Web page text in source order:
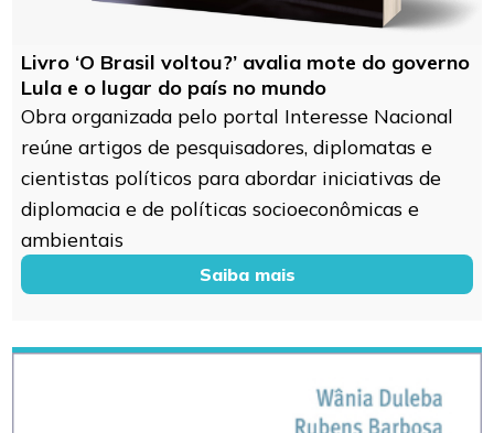
Livro ‘O Brasil voltou?’ avalia mote do governo
Lula e o lugar do país no mundo
Obra organizada pelo portal Interesse Nacional
reúne artigos de pesquisadores, diplomatas e
cientistas políticos para abordar iniciativas de
diplomacia e de políticas socioeconômicas e
ambientais
Saiba mais